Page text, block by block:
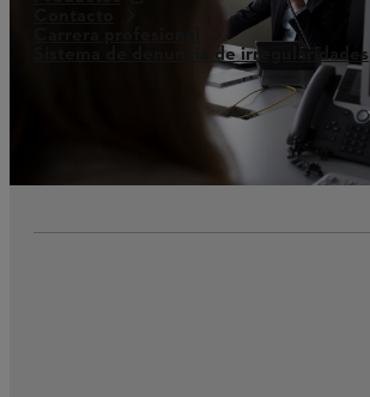
Sistema de denuncia de irregularidades